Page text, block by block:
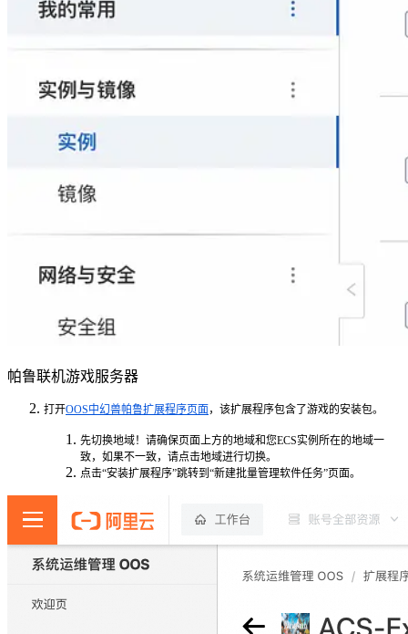
帕鲁联机游戏服务器
打开OOS中幻兽帕鲁扩展程序页面，该扩展程序包含了游戏的安装包。
先切换地域！ 请确保页面上方的地域和您ECS实例所在的地域一
致，如果不一致，请点击地域进行切换。
点击“安装扩展程序”跳转到“新建批量管理软件任务”页面。